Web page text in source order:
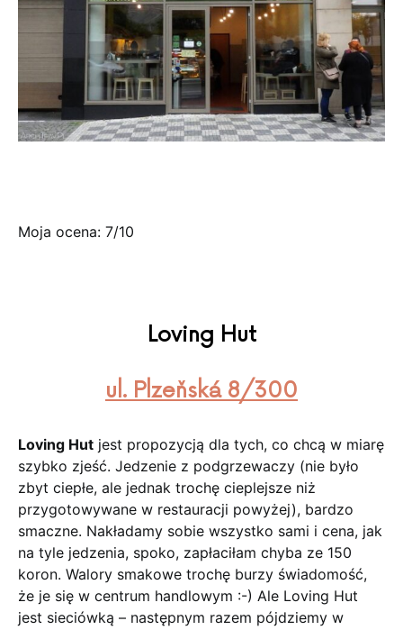
Moja ocena: 7/10
Loving Hut
ul. Plzeňská 8/300
Loving Hut jest propozycją dla tych, co chcą w miarę
szybko zjeść. Jedzenie z podgrzewaczy (nie było
zbyt ciepłe, ale jednak trochę cieplejsze niż
przygotowywane w restauracji powyżej), bardzo
smaczne. Nakładamy sobie wszystko sami i cena, jak
na tyle jedzenia, spoko, zapłaciłam chyba ze 150
koron. Walory smakowe trochę burzy świadomość,
że je się w centrum handlowym :-) Ale Loving Hut
jest sieciówką – następnym razem pójdziemy w